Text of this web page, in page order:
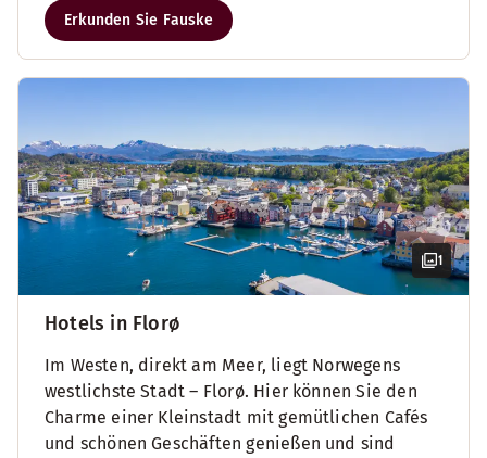
Erkunden Sie Fauske
1
Hotels in Florø
Im Westen, direkt am Meer, liegt Norwegens
westlichste Stadt – Florø. Hier können Sie den
Charme einer Kleinstadt mit gemütlichen Cafés
und schönen Geschäften genießen und sind